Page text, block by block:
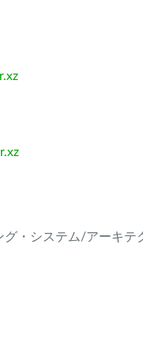
・システム/アーキテ